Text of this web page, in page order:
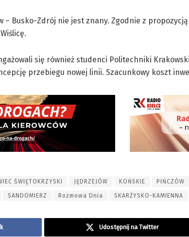
– Busko-Zdrój nie jest znany. Zgodnie z
się również studenci Politechniki
przebiegu nowej linii. Szacunkowy koszt
ŚWIĘTOKRZYSKI JĘDRZEJÓW KOŃSKIE PIŃCZÓW
SANDOMIERZ Rozmowa Dnia SKARŻYSKO-KAMIENNA
Udostępnij na Twitter